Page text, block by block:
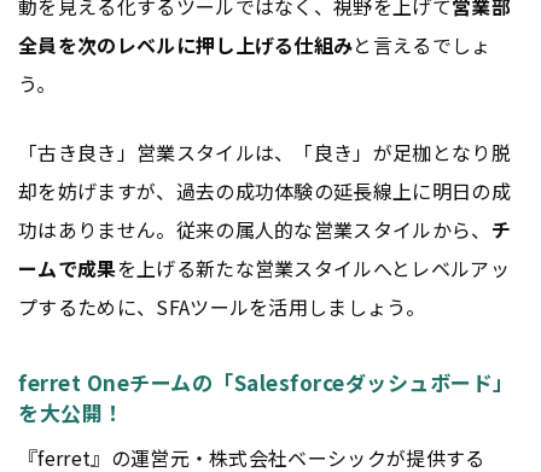
全員を次のレベルに押し上げる仕組みと言えるでしょ
う。
「古き良き」営業スタイルは、「良き」が足枷となり脱
却を妨げますが、過去の成功体験の延長線上に明日の成
功はありません。従来の属人的な営業スタイルから、 チ
ームで成果を上げる新たな営業スタイルへとレベルアッ
プするために、SFAツールを活用しましょう。
ferret Oneチームの「Salesforceダッシュボード」
を大公開！
『ferret』の運営元・株式会社ベーシックが提供する